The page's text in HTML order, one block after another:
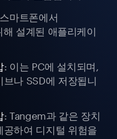
마트폰에서
설계된 애플리케이
: 이는 PC에 설치되며,
나 SSD에 저장됩니
: Tangem과 같은 장치
하여 디지털 위험을